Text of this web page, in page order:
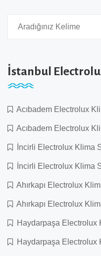
İstanbul
Acıbadem Electrolux
Acıbadem Electrolux
İncirli Electrolux Klima
İncirli Electrolux Klima
Ahırkapı Electrolux
Ahırkapı Electrolux
Haydarpaşa Electrolux
Haydarpaşa Electrolux